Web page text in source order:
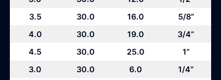
3.5
30.0 16.0
5/8”
4.0
30.0 19.0
3/4”
4.5
30.0 25.0
1”
3.0
30.0 6.0
1/4”